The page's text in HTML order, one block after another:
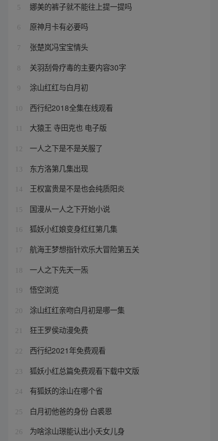
5 娜美的裤子就不能往上提一提吗
6 原神月卡有必要吗
7 张楚岚冯宝宝情头
8 关羽刮骨疗毒的主要内容30字
9 涂山红红与白月初
10 西行纪2018全集在线观看
大猿王 寺田克也 电子版
12 一人之下是不是关服了
13 东方洛第几集出现
14 王权富贵是不是也会纯质阳炎
15 国漫从一人之下开始小说
16 狐妖小红娘变身红红第几集
17 航海王梦想指针欢乐大冒险第五关
18 一人之下先天一炁
19 悟空浏览
20 涂山红红亲吻白月初是哪一集
21 狂王罗侯动漫免费
22 西行纪2021年免费观看
23 狐妖小红总篇免费观看下载中文版
24 有狐妖的涂山在哪个省
25 白月初他爸的身份 白裘恩
26 为啥涂山璟能认出小夭女儿身